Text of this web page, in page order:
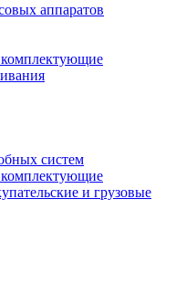
аппаратов
систем
и грузовые